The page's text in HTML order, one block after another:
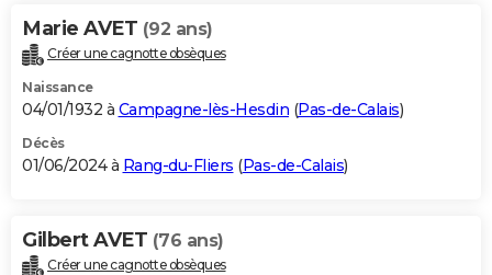
Marie AVET (92 ans)
Créer une cagnotte obsèques
Naissance
04/01/1932 à Campagne-lès-Hesdin (Pas-de-Calais)
Décès
01/06/2024 à Rang-du-Fliers (Pas-de-Calais)
Gilbert AVET (76 ans)
Créer une cagnotte obsèques